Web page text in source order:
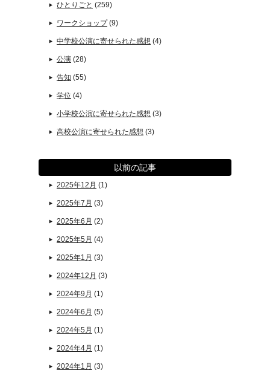
ひとりごと (259)
ワークショップ(9)
中学校公演に寄せられた感想 (4)
公演 (28)
告知 (55)
学位 (4)
小学校公演に寄せられた感想 (3)
高校公演に寄せられた感想 (3)
以前の記事
2025年12月 (1)
2025年7月 (3)
2025年6月 (2)
2025年5月 (4)
2025年1月 (3)
2024年12月 (3)
2024年9月 (1)
2024年6月 (5)
2024年5月 (1)
2024年4月 (1)
2024年1月 (3)